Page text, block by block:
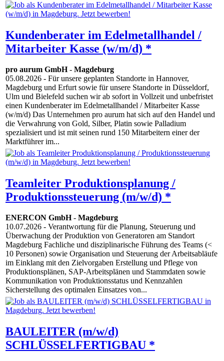
Kundenberater im Edelmetallhandel /
Mitarbeiter Kasse (w/m/d) *
pro aurum GmbH- Magdeburg
05.08.2026 - Für unsere geplanten Standorte in Hannover,
Magdeburg und Erfurt sowie für unsere Standorte in Düsseldorf,
Ulm und Bielefeld suchen wir ab sofort in Vollzeit und unbefristet
einen Kundenberater im Edelmetallhandel / Mitarbeiter Kasse
(w/m/d) Das Unternehmen pro aurum hat sich auf den Handel und
die Verwahrung von Gold, Silber, Platin sowie Palladium
spezialisiert und ist mit seinen rund 150 Mitarbeitern einer der
Marktführer im...
Teamleiter Produktionsplanung /
Produktionssteuerung (m/w/d) *
ENERCON GmbH- Magdeburg
10.07.2026 - Verantwortung für die Planung, Steuerung und
Überwachung der Produktion von Generatoren am Standort
Magdeburg Fachliche und disziplinarische Führung des Teams (<
10 Personen) sowie Organisation und Steuerung der Arbeitsabläufe
im Einklang mit den Zielvorgaben Erstellung und Pflege von
Produktionsplänen, SAP-Arbeitsplänen und Stammdaten sowie
Kommunikation von Produktionsstatus und Kennzahlen
Sicherstellung des optimalen Einsatzes von...
BAULEITER (m/w/d)
SCHLÜSSELFERTIGBAU *